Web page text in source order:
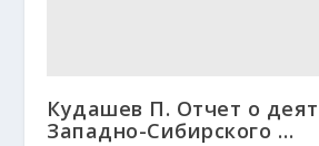
Кудашев П. Отчет о
Западно-Сибирского …